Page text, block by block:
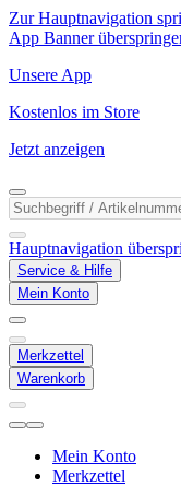
Zur Hauptnavigation
App Banner
Unsere App
Kostenlos im Store
Jetzt anzeigen
Hauptnavigation
Service & Hilfe
Mein Konto
Merkzettel
Warenkorb
Mein Konto
Merkzettel